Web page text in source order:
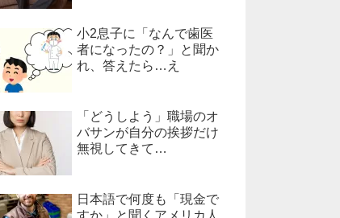
小2息子に「なんで歯医
者になったの？」と聞か
れ、答えたら…え
「どうしよう」職場のオ
バサンが自分の挨拶だけ
無視してきて…
日本語で何度も「現金で